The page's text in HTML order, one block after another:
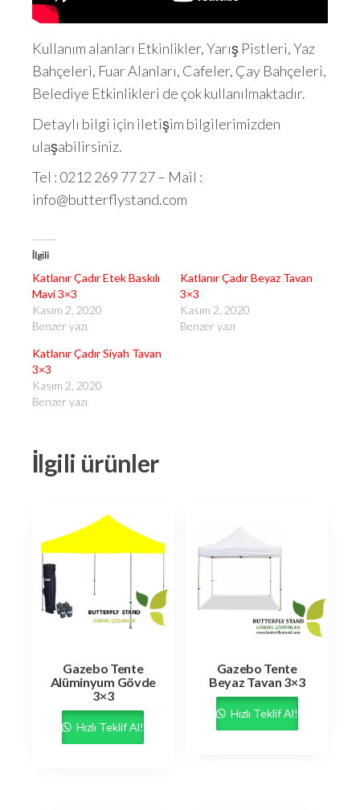
Kullanım alanları Etkinlikler, Yarış Pistleri, Yaz
Bahçeleri, Fuar Alanları, Cafeler, Çay Bahçeleri,
Belediye Etkinlikleri de çok kullanılmaktadır.
Detaylı bilgi için iletişim bilgilerimizden
ulaşabilirsiniz.
Tel : 0212 269 77 27 – Mail :
info@butterflystand.com
İlgili
Katlanır Çadır Etek Baskılı
Mavi 3×3
Kasım 2, 2020
Benzer yazı
Katlanır Çadır Beyaz Tavan
3×3
Kasım 2, 2020
Benzer yazı
Katlanır Çadır Siyah Tavan
3×3
Kasım 2, 2020
Benzer yazı
İlgili ürünler
Gazebo Tente
Alüminyum Gövde
3×3
Hızlı Teklif Al!
Gazebo Tente
Beyaz Tavan 3×3
Hızlı Teklif Al!